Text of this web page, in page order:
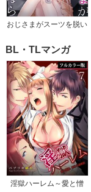
おじさまがスーツを脱い
BL・TLマンガ
淫獄ハーレム～愛と憎